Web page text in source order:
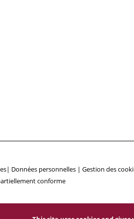
| Données personnelles | Gestion des
conforme